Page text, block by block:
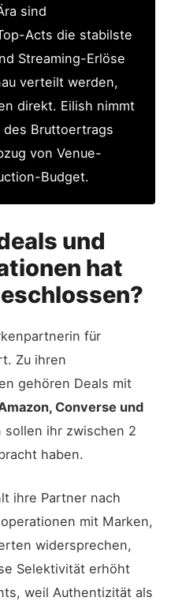
sind
Acts die stabilste
Streaming-Erlöse
verteilt werden,
direkt. Eilish nimmt
des Bruttoertrags
von Venue-
Budget.
und
hat
für
Zu ihren
gehören Deals mit
Converse und
sollen ihr zwischen 2
haben.
ihre Partner nach
mit Marken,
widersprechen,
Selektivität erhöht
weil Authentizität als